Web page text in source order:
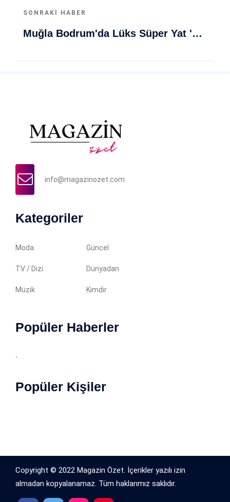
SONRAKI HABER
Muğla Bodrum'da Lüks Süper Yat 'Golden Odyssey' Demirledi
info@magazinozet.com
Kategoriler
Moda Güncel
TV / Dizi Dünyadan
Müzik Kimdir
Popüler Haberler
-
Popüler Kişiler
Copyright © 2022 Magazin Özet. İçerikler yazılı izin
almadan kopyalanamaz. Tüm haklarımız saklıdır.